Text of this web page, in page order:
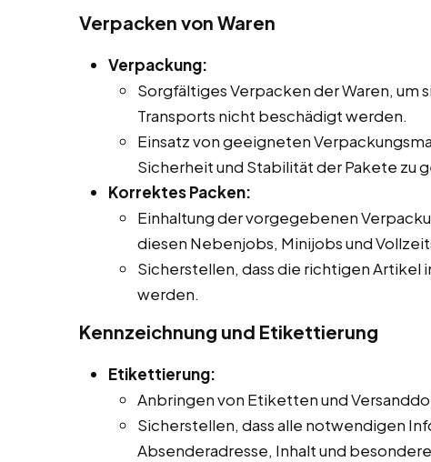
Verpacken von Waren
Verpackung:
Sorgfältiges Verpacken der Waren, um
Transports nicht beschädigt werden.
Einsatz von geeigneten
Sicherheit und Stabilität der Pakete zu
Korrektes Packen:
Einhaltung der vorgegebenen
diesen Nebenjobs, Minijobs und
Sicherstellen, dass die richtigen
werden.
Kennzeichnung und Etikettierung
Etikettierung:
Anbringen von Etiketten und
Sicherstellen, dass alle notwendigen
Absenderadresse, Inhalt und